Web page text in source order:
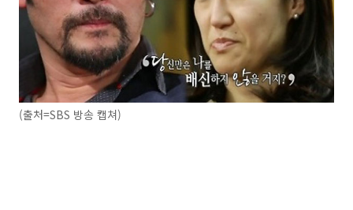
(출처=SBS 방송 캡쳐)